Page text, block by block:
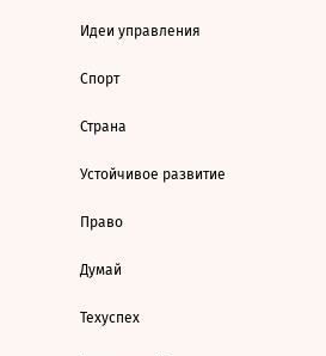
Идеи управления
Спорт
Страна
Устойчивое развитие
Право
Думай
Техуспех